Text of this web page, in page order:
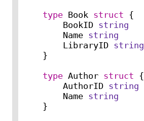
type Book struct {
    BookID
string
    Name
string
    LibraryID
string
}
type Author struct {
    AuthorID
string
    Name
string
}